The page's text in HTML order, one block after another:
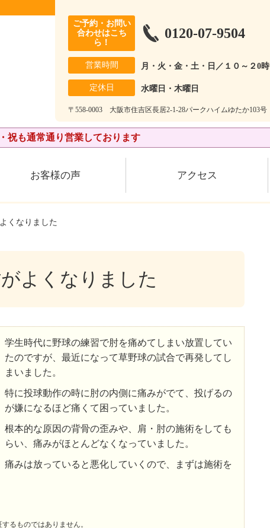
ご予約・お問い
合わせはこち
ら！
0120-07-9504
営業時間 月・火・金・土・日／１０～２0時
定休日 水曜日・木曜日
〒558-0003 大阪市住吉区長居2-1-28パークハイムゆたか103号
祝も通常通り営業しております
お客様の声 アクセス
くなりました
よくなりました
学生時代に野球の練習で肘を痛めてしまい放置してい
たのですが、最近になって草野球の試合で再発してし
まいました。
特に投球動作の時に肘の内側に痛みがでて、投げるの
が嫌になるほど痛くて困っていました。
根本的な原因の背骨の歪みや、肩・肘の施術をしても
らい、痛みがほとんどなくなっていました。
痛みは放っていると悪化していくので、まずは施術を
るものではありません。